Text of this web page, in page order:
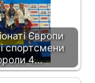
Європи
спортсмени
4…